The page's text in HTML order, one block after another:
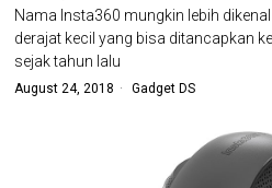
Nama Insta360 mungkin lebih
derajat kecil yang bisa ditancapkan
sejak tahun lalu
August 24, 2018 Gadget DS